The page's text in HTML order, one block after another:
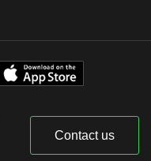
Contact us